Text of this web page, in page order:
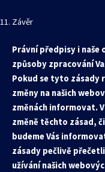
Závěr
Právní předpisy i naše
způsoby zpracování
Pokud se tyto zásady
změny na našich
změnách informovat.
změně těchto zásad,
budeme Vás
zásady pečlivě
užívání našich